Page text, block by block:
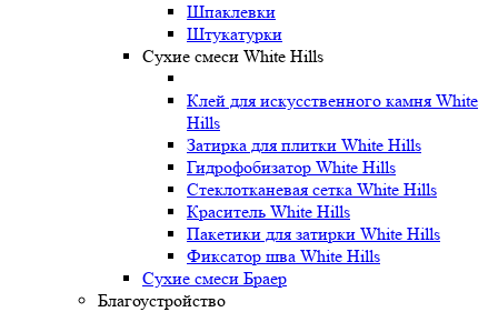
Шпаклевки
Штукатурки
Сухие смеси White Hills
Клей для искусственного камня White
Hills
Затирка для плитки White Hills
Гидрофобизатор White Hills
Стеклотканевая сетка White Hills
Краситель White Hills
Пакетики для затирки White Hills
Фиксатор шва White Hills
Сухие смеси Браер
Благоустройство